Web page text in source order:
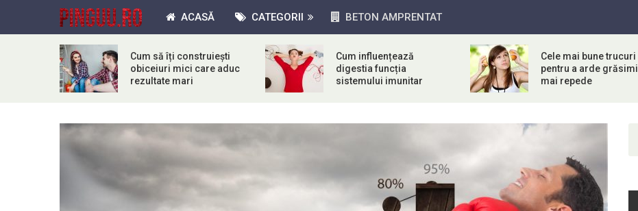
ACASĂ CATEGORII BETON AMPRENTAT
Cum să îți construiești
obiceiuri mici care aduc
rezultate mari
Cum influențează
digestia funcția
sistemului imunitar
Cele mai bune trucuri
pentru a arde grăsimi
mai repede